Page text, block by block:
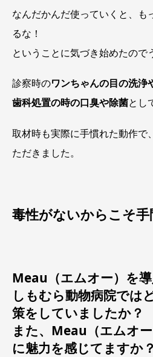
なんだかんだ使っていくと、も
るな！
ということに気づき始めたので
診察時のワンちゃんの目の洗浄
歯科処置の時の口臭や除菌とし
取材時も実際に手慣れた動作で
ただきました。
毒性がないからこそ手
Meau（エムオー）を導
しもむら動物病院では
策をしていましたか？
また、Meau（エムオ
に魅力を感じてますか？